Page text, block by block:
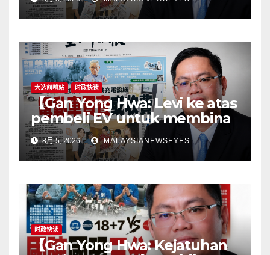
the horseGovernment must
first remove infrastructure
responsibility to
consumers】
大选前哨站 时政快读
【Gan Yong Hwa: Levi ke atas
pembeli EV untuk membina
stesen pengecasan satu
langkah songsangKerajaan
perlu tangani kekangan
jangan pindahkan
tanggungjawab kepada
pengguna】
8月 5, 2026 MALAYSIANEWSEYES
时政快读
【Gan Yong Hwa: Kejatuhan